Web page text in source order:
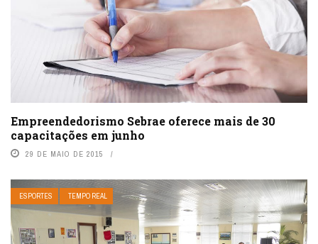
Empreendedorismo Sebrae oferece mais de 30
capacitações em junho
29 DE MAIO DE 2015
ESPORTES TEMPO REAL